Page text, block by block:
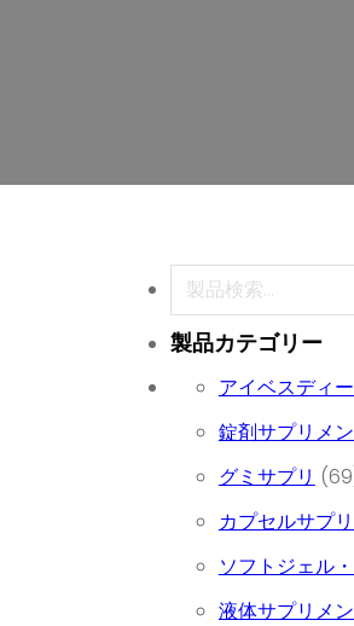
検索
製品カテゴリー
アイベスディ
錠剤サプリメ
グミサプリ
69
カプセルサプ
ソフトジェル
液体サプリメ